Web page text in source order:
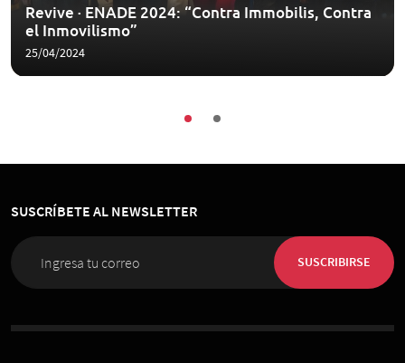
Revive ∙ ENADE 2024: “Contra Immobilis, Contra
el Inmovilismo”
25/04/2024
SUSCRÍBETE AL NEWSLETTER
SUSCRIBIRSE